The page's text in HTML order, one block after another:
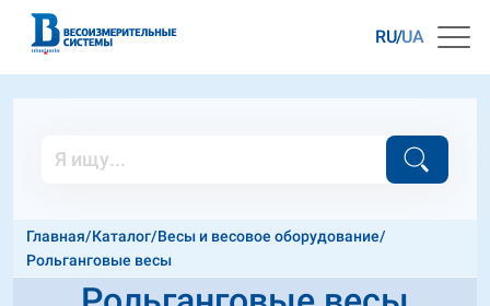
RU UA
Главная/Каталог/Весы и весовое оборудование/
Рольганговые весы